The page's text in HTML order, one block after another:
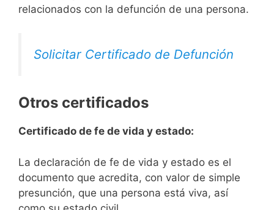
relacionados con la defunción de una persona.
Solicitar Certificado de Defunción
Otros certificados
Certificado de fe de vida y estado:
La declaración de fe de vida y estado es el
documento que acredita, con valor de simple
presunción, que una persona está viva, así